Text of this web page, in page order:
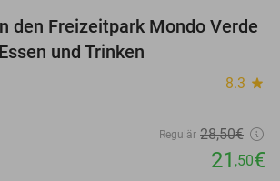
25%
den Freizeitpark Mondo Verde
und Trinken
8.3 star
Regulär 28,50€
21 ,50€